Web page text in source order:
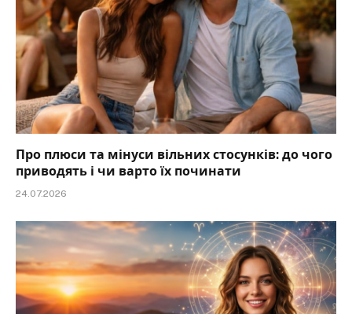
Про плюси та мінуси вільних стосунків: до чого
приводять і чи варто їх починати
24.07.2026